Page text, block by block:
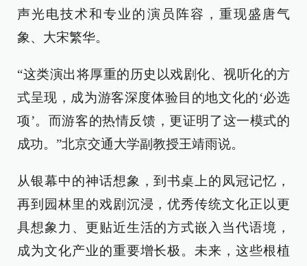
声光电技术和专业的演员阵容，重现盛唐气
象、大宋繁华。
“这类演出将厚重的历史以戏剧化、视听化的方
式呈现，成为游客深度体验目的地文化的‘必选
项’。而游客的热情反馈，更证明了这一模式的
成功。”北京交通大学副教授王靖雨说。
从银幕中的神话想象，到书桌上的凤冠记忆，
再到园林里的戏剧沉浸，优秀传统文化正以更
具想象力、更贴近生活的方式嵌入当代语境，
成为文化产业的重要增长极。未来，这些根植